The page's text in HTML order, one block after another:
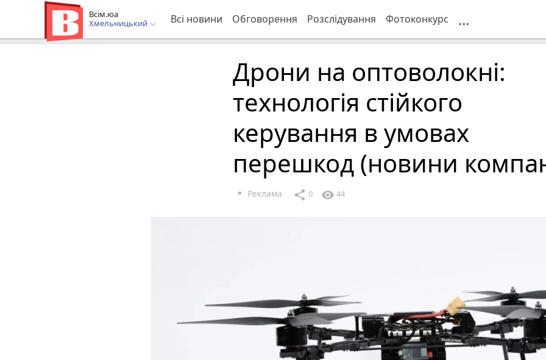
Всім.юа
Хмельницький
Всі новини Обговорення Розслідування Фотоконкурс ...
Дрони на оптоволокні:
технологія стійкого
керування в умовах
перешкод (новини
Реклама share 0 visibility 44